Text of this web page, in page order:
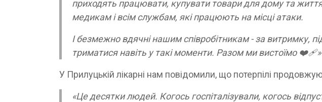
приходять працювати, купувати товари для дому та
медикам і всім службам, які працюють на місці атаки.
І безмежно вдячні нашим співробітникам - за витримку,
триматися навіть у такі моменти. Разом ми вистоїмо ❤️‍🩹»
У Прилуцькій лікарні нам повідомили, що потерпілі
«Це десятки людей. Когось госпіталізували, когось